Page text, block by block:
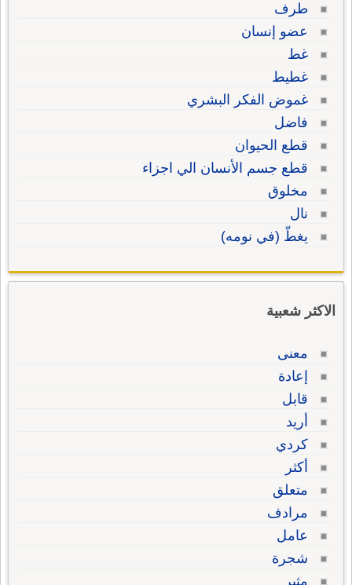
طرف
عضو إنسان
غط
غطيط
غموض الفكر البشري
فاضل
قطع الحيوان
قطع جسم الأنسان الي اجزاء
مخلوق
نال
يغطّ (في نومه)
الاكثر شعبية
معنى
إعادة
قابل
أريد
كردي
أكثر
متعلق
مرادف
عامل
شجرة
مثير